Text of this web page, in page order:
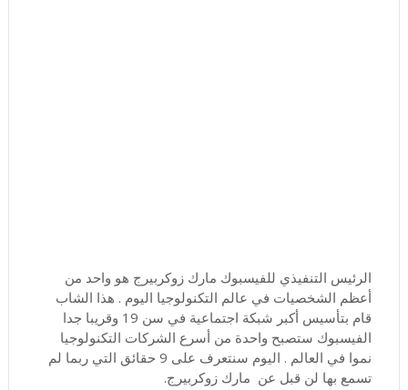
الرئيس التنفيذي للفيسبوك مارك زوكربيرج هو واحد من
أعظم الشخصيات في عالم التكنولوجيا اليوم . هذا الشاب
قام بتأسيس أكبر شبكة اجتماعية في سن 19 وقريبا جدا
الفيسبوك ستصبح واحدة من أسرع الشركات التكنولوجيا
نموا في العالم . اليوم سنتعرف على 9 حقائق التي ربما لم
تسمع بها لن قبل عن مارك زوكربيرج.